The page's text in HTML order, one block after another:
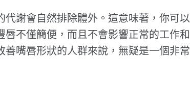
謝會自然排除體外。這意味著，你可以
不僅簡便，而且不會影響正常的工作和
嘴唇形狀的人群來說，無疑是一個非常